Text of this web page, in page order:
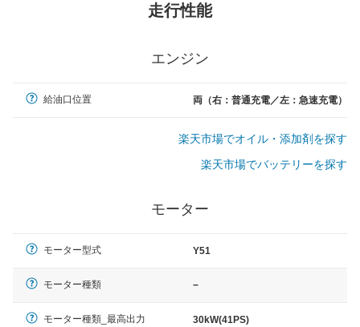
走行性能
エンジン
給油口位置 両（右：普通充電／左：急速充電）
楽天市場でオイル・添加剤を探す
楽天市場でバッテリーを探す
モーター
モーター型式 Y51
モーター種類 −
モーター種類_最高出力 30kW(41PS)